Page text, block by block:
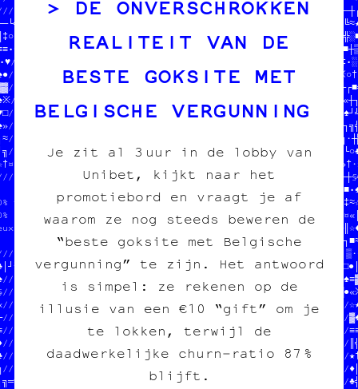
//
//////
on fait des pin's    //
des affiches         //
▓╔□═¶╬//  des cartes postales  //
//┌╗┐╚○╗//  des posters          //
DONNE-NOUS  //┐○※¶■─//                       //
TON POGNON  //♥‡╝≈╬╚///////////////////////////
STP MERCI   //»★≡·♥☆▒¤░///////////////////////////
JEAN-CHAT   //■┐¤§♦▒═†╬//                       //
//┌┐└┐♣«※┘¶//  PAPIER /// CARBONE   //
«█♥·┌♥¤║□//  fanzine /// édition  //
charleroi /// diy    //
※│§//                       //
//·╚┐///////////////////////////
transwallon          //
légal                //
que sur le dark//////////////////////////////////
//                              //
SOUTENIR LE PROJET          //
tout pour l'image imprimée  //
//
////////////////////////////////////
DONNE-NOUS  //////////////////////////////////////////////
TON POGNON  //            ///                           //
STP MERCI   //DONNE-NOUS  ///  JEAN-CHAT ET MOOMIN      //
JEAN-CHAT   //TON POGNON  ///  ONT MANGÉ TOUS LES SOUS  //
//STP MERCI   ///  EN CROQUETTES            //
JEAN-CHAT   ///  HELP HELP                //
///                           //
REALITEIT VAN DE
BESTE GOKSITE MET
BELGISCHE VERGUNNING
Je zit al 3 uur in de lobby van
Unibet, kijkt naar het
promotiebord en vraagt je af
waarom ze nog steeds beweren de
“beste goksite met Belgische
vergunning” te zijn. Het antwoord
is simpel: ze rekenen op de
illusie van een €10 “gift” om je
te lokken, terwijl de
daadwerkelijke churn‑ratio 87 %
blijft.